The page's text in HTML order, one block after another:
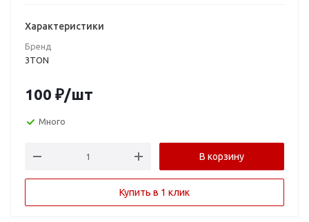
Характеристики
Бренд
3TON
100 ₽/шт
Много
В корзину
Купить в 1 клик